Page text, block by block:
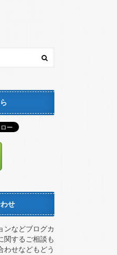
せ
ンなどブログカ
関するご相談も
わせなどもどう